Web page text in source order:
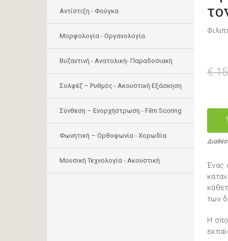
Αντίστιξη - Φούγκα
Μορφολογία - Οργανολογία
Bυζαντινή - Ανατολική- Παραδοσιακή
Σολφέζ – Ρυθμός - Ακουστική Εξάσκηση
Σύνθεση – Ενορχήστρωση - Film Scoring
Φωνητική – Ορθοφωνία - Χορωδία
Μουσική Τεχνολογία - Ακουστική
€
Ένας
των
Η